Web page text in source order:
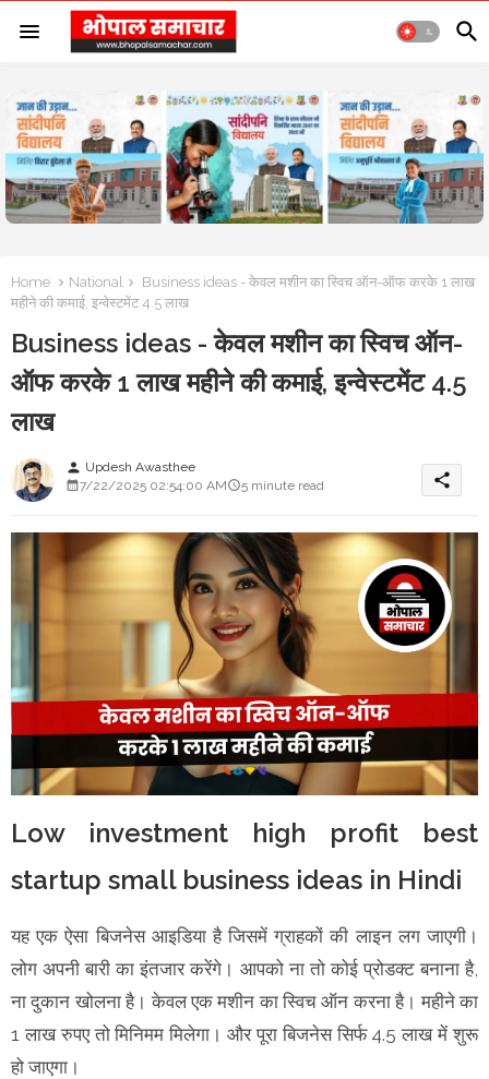
Home National
Business ideas - केवल मशीन का स्विच ऑन-ऑफ करके 1 लाख
महीने की कमाई, इन्वेस्टमेंट 4.5 लाख
Business ideas - केवल मशीन का स्विच ऑन-
ऑफ करके 1 लाख महीने की कमाई, इन्वेस्टमेंट 4.5
लाख
person Updesh Awasthee
7/22/2025 02:54:00 AM
5 minute read share
Low investment high profit best
startup small business ideas in Hindi
यह एक ऐसा बिजनेस आइडिया है जिसमें ग्राहकों की लाइन लग जाएगी।
लोग अपनी बारी का इंतजार करेंगे। आपको ना तो कोई प्रोडक्ट बनाना है,
ना दुकान खोलना है। केवल एक मशीन का स्विच ऑन करना है। महीने का
1 लाख रुपए तो मिनिमम मिलेगा। और पूरा बिजनेस सिर्फ 4.5 लाख में शुरू
हो जाएगा।